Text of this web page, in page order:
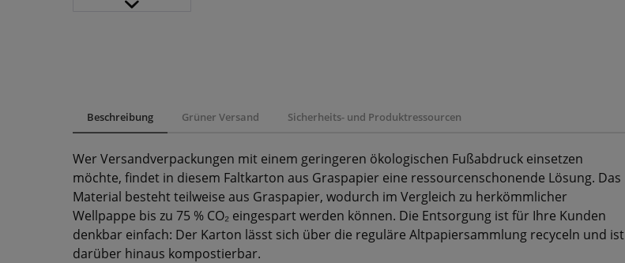
Beschreibung Grüner Versand Sicherheits- und Produktressourcen
Wer Versandverpackungen mit einem geringeren ökologischen Fußabdruck einsetzen
möchte, findet in diesem Faltkarton aus Graspapier eine ressourcenschonende Lösung. Das
Material besteht teilweise aus Graspapier, wodurch im Vergleich zu herkömmlicher
Wellpappe bis zu 75 % CO₂ eingespart werden können. Die Entsorgung ist für Ihre Kunden
denkbar einfach: Der Karton lässt sich über die reguläre Altpapiersammlung recyceln und ist
darüber hinaus kompostierbar.